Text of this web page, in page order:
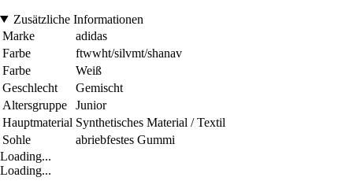
Zusätzliche Informationen
Marke
adidas
Farbe
ftwwht/silvmt/shanav
Farbe
Weiß
Geschlecht
Gemischt
Altersgruppe
Junior
Hauptmaterial Synthetisches Material / Textil
Sohle
abriebfestes Gummi
Loading...
Loading...